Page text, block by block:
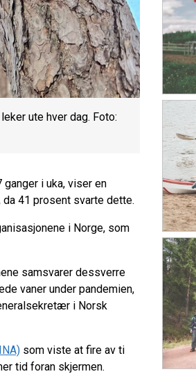
ute hver dag. Foto:
i uka, viser en
41 prosent svarte dette.
i Norge, som
samsvarer dessverre
vaner under pandemien,
i Norsk
som viste at fire av ti
tid foran skjermen.